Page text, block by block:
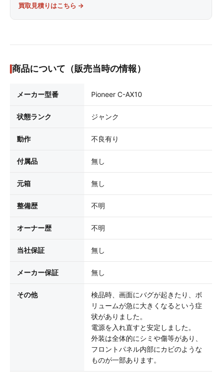
買取見積りはこちら →
商品について（販売当時の情報）
メーカー型番 Pioneer C-AX10
状態ランク ジャンク
動作 不良有り
付属品 無し
元箱 無し
整備歴 不明
オーナー歴 不明
当社保証 無し
メーカー保証 無し
その他
検品時、画面にバグが起きたり、ボ
リュームが急に大きくなるという症
状がありました。
電源を入れ直すと安定しました。
外装は全体的にシミや傷等があり、
フロントパネル内部にカビのような
ものが一部あります。